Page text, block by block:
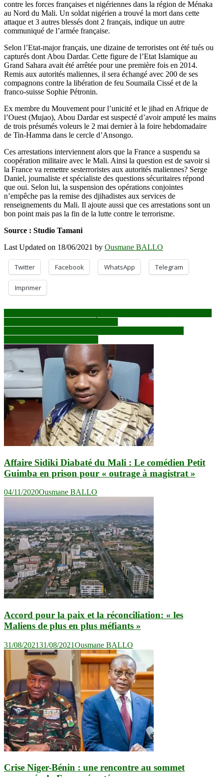
contre les forces françaises et nigériennes dans la région de Ménaka
au Nord du Mali. Un soldat nigérien a trouvé la mort dans cette
attaque et 3 autres blessés dont 2 français, indique un autre
communiqué de l’armée française.
Selon l’Etat-major français, une dizaine de terroristes ont été tués ou
capturés dont Abou Dardar. Cette figure de l’Etat Islamique au
Grand Sahara avait été arrêtée pour une première fois en 2014.
Remis aux autorités maliennes, il sera échangé avec 200 de ses
compagnons contre la libération de feu Soumaila Cissé et de la
franco-suisse Sophie Pétronin.
Ex membre du Mouvement pour l’unicité et le jihad en Afrique de
l’Ouest (Mujao), Abou Dardar est suspecté d’avoir amputé les mains
de trois présumés voleurs le 2 mai dernier à la foire hebdomadaire
de Tin-Hamma dans le cercle d’Ansongo.
Ces arrestations interviennent alors que la France a suspendu sa
coopération militaire avec le Mali. Ainsi la question est de savoir si
la France va remettre sesterroristes aux autorités maliennes? Serge
Daniel, journaliste et spécialiste des questions sécuritaires répond
que oui. Selon lui, la suspension des opérations conjointes
n’empêche pas la remise des djihadistes aux services de
renseignements du Mali. Il ajoute aussi que ces arrestations sont un
bon point mais pas la fin de la lutte contre le terrorisme.
Source : Studio Tamani
Last Updated on 18/06/2021 by Ousmane BALLO
Twitter Facebook WhatsApp Telegram
Imprimer
Navigation
de
l’article
Affaire Sidiki Diabaté du Mali : Le comédien Petit
Guimba en prison pour « outrage à magistrat »
04/11/2020Ousmane BALLO
Accord pour la paix et la réconciliation: « les
Maliens de plus en plus méfiants »
31/08/202131/08/2021Ousmane BALLO
Crise Niger-Bénin : une rencontre au sommet